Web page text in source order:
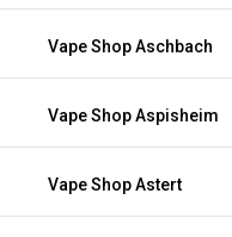
Vape Shop Aschbach
Vape Shop Aspisheim
Vape Shop Astert